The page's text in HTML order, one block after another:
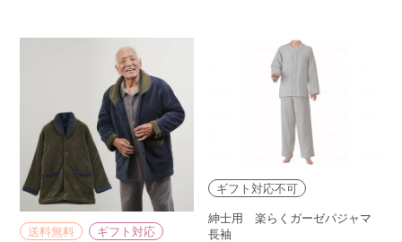
送料無料
ギフト対応
ギフト対応不可
紳士用 楽らくガーゼパジャマ
長袖